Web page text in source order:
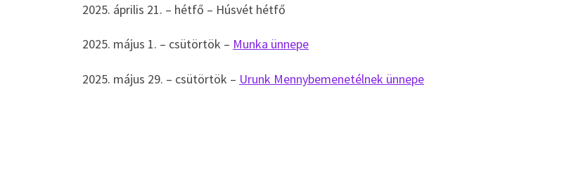
2025. április 21. – hétfő – Húsvét hétfő
2025. május 1. – csütörtök – Munka ünnepe
2025. május 29. – csütörtök – Urunk Mennybemenetélnek ünnepe